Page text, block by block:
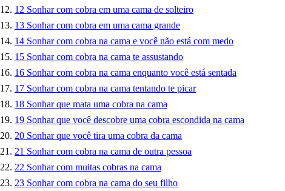
12 Sonhar com cobra em uma cama de solteiro
13 Sonhar com cobra em uma cama grande
14 Sonhar com cobra na cama e você não está com medo
15 Sonhar com cobra na cama te assustando
16 Sonhar com cobra na cama enquanto você está sentada
17 Sonhar com cobra na cama tentando te picar
18 Sonhar que mata uma cobra na cama
19 Sonhar que você descobre uma cobra escondida na cama
20 Sonhar que você tira uma cobra da cama
21 Sonhar com cobra na cama de outra pessoa
22 Sonhar com muitas cobras na cama
23 Sonhar com cobra na cama do seu filho